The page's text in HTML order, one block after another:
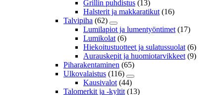
Grillin puhdistus (13)
Halsterit ja makkaratikut (16)
Talvipiha (62)
Lumilapiot ja lumentyöntimet (17)
Lumikolat (6)
Hiekoitustuotteet ja sulatussuolat (6)
Aurauskepit ja huomiotarvikkeet (9)
Piharakentaminen (65)
Ulkovalaistus (116)
Kausivalot (44)
Talomerkit ja -kyltit (13)